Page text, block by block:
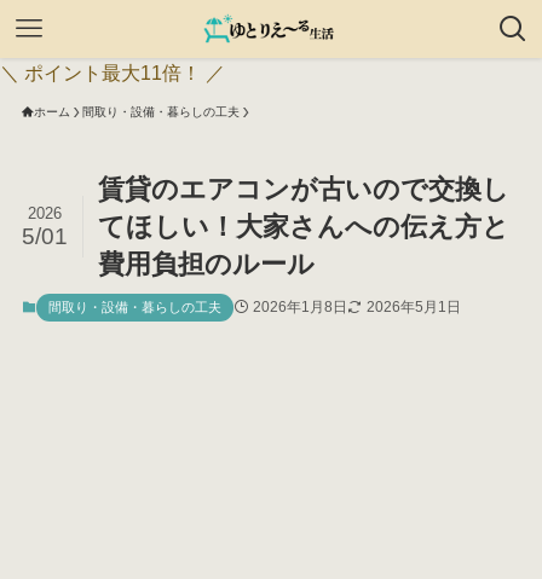
＼ ポイント最大11倍！ ／
ホーム 間取り・設備・暮らしの工夫
賃貸のエアコンが古いので交換し
てほしい！大家さんへの伝え方と
費用負担のルール
2026
5/01
間取り・設備・暮らしの工夫 2026年1月8日 2026年5月1日